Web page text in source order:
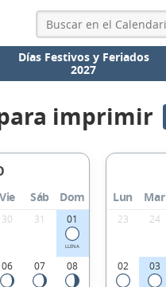
Días Festivos y Feriados
2027
imprimir
Vie Sáb Dom
30 31 01
LLENA
06 07 08
Lun Mar
23 24
02 03